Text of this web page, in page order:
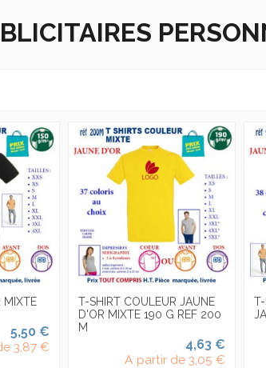
MIXTE
5,50 €
3,87 €
T-SHIRT COULEUR JAUNE
D'OR MIXTE 190 G REF 200
M
4,63 €
A partir de 3,05 €